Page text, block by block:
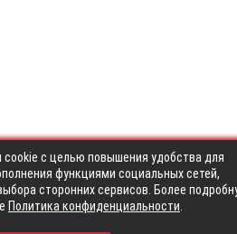
cookie с целью повышения удобства для
функциями социальных сетей,
сторонних сервисов. Более
Политика конфиденциальности